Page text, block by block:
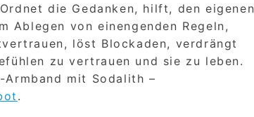
die Gedanken, hilft, den eigenen
Ablegen von einengenden Regeln,
löst Blockaden, verdrängt
zu vertrauen und sie zu leben.
mit Sodalith –
.